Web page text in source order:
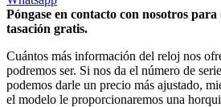
Póngase en contacto con nosotros para
tasación gratis.
Cuántos más información del reloj nos
podremos ser. Si nos da el número de
podemos darle un precio más ajustado,
el modelo le proporcionaremos una